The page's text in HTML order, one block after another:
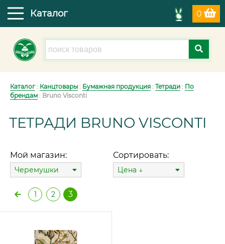
0
Каталог
Каталог: Канцтовары : Бумажная продукция : Тетради : По
брендам : Bruno Visconti
ТЕТРАДИ BRUNO VISCONTI
Мой магазин:
Черемушки
Сортировать:
Цена ↓
1 2 3